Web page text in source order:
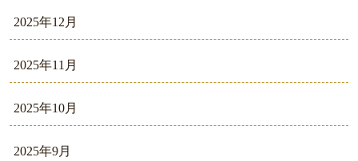
2025年12月
2025年11月
2025年10月
2025年9月